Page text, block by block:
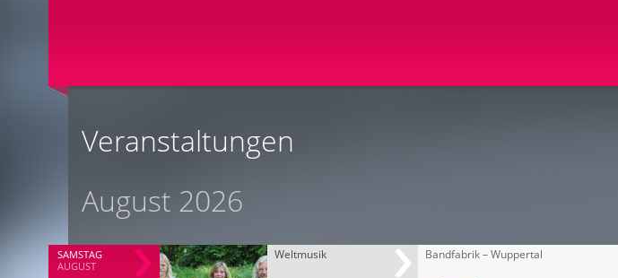
Veranstaltungen
August 2026
SAMSTAG
AUGUST
Weltmusik Bandfabrik – Wuppertal